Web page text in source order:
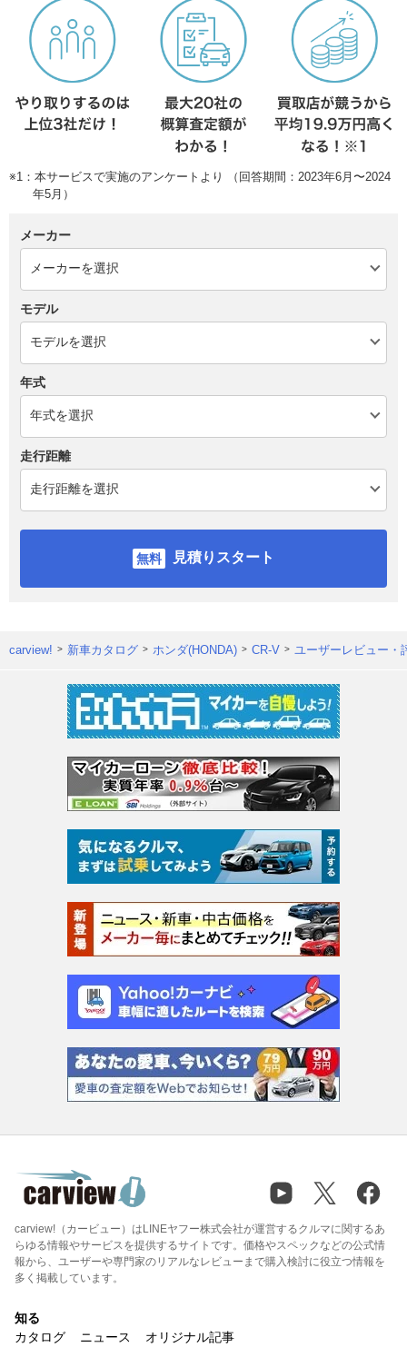
※1：本サービスで実施のアンケートより （回答期間：2023年6月〜2024
年5月）
メーカー
モデル
年式
走行距離
見積りスタート
carview! 新車カタログ ホンダ(HONDA) CR-V ユーザーレビュー・
carview!（カービュー）はLINEヤフー株式会社が運営するクルマに関するあ
らゆる情報やサービスを提供するサイトです。価格やスペックなどの公式情
報から、ユーザーや専門家のリアルなレビューまで購入検討に役立つ情報を
多く掲載しています。
知る
カタログ
ニュース オリジナル記事